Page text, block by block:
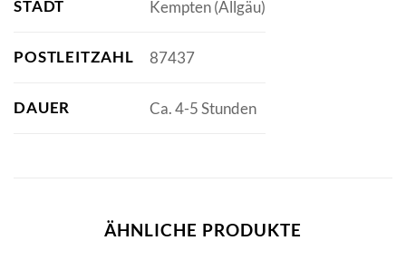
STADT Kempten (Allgäu)
POSTLEITZAHL 87437
DAUER Ca. 4-5 Stunden
ÄHNLICHE PRODUKTE